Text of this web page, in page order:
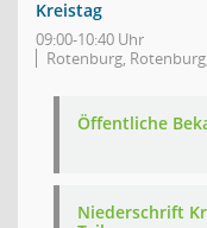
Kreistag
09:00-10:40 Uhr
Rotenburg,
Öffentliche
Niederschrift